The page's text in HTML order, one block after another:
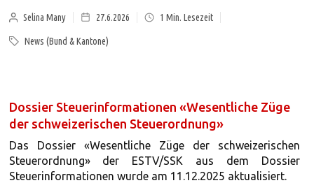
Selina Many 27.6.2026 1 Min. Lesezeit
News (Bund & Kantone)
Dossier Steuerinformationen «Wesentliche Züge
der schweizerischen Steuerordnung»
Das Dossier «Wesentliche Züge der schweizerischen
Steuerordnung» der ESTV/SSK aus dem Dossier
Steuerinformationen wurde am 11.12.2025 aktualisiert.